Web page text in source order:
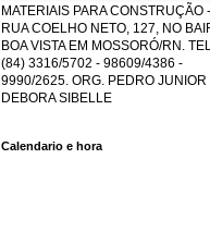
MATERIAIS PARA CONSTRUÇÃO -
RUA COELHO NETO, 127, NO
BOA VISTA EM MOSSORÓ/RN.
(84) 3316/5702 - 98609/4386 -
9990/2625. ORG. PEDRO JUNIOR
DEBORA SIBELLE
Calendario e hora